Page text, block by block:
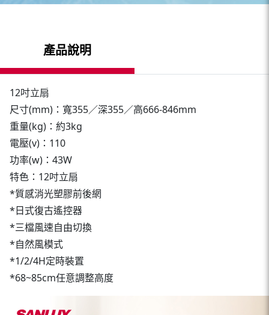
產品說明
12吋立扇
尺寸(mm)：寬355／深355／高666-846mm
重量(kg)：約3kg
電壓(v)：110
功率(w)：43W
特色：12吋立扇
*質感消光塑膠前後網
*日式復古遙控器
*三檔風速自由切換
*自然風模式
*1/2/4H定時裝置
*68~85cm任意調整高度